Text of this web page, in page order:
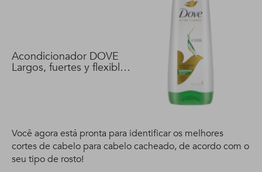
Acondicionador DOVE
Largos, fuertes y flexibles
Você agora está pronta para identificar os melhores
cortes de cabelo para cabelo cacheado, de acordo com o
seu tipo de rosto!